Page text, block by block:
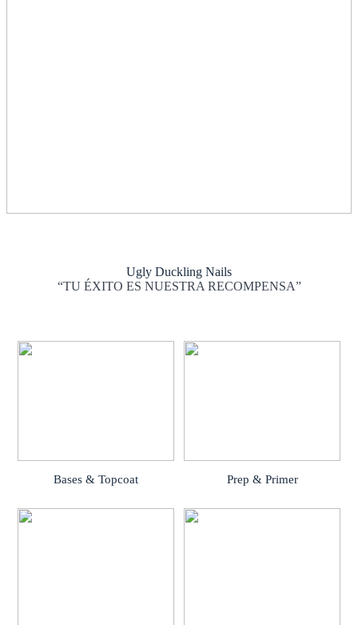
Ugly Duckling Nails
“TU ÉXITO ES NUESTRA RECOMPENSA”
Bases & Topcoat Prep & Primer